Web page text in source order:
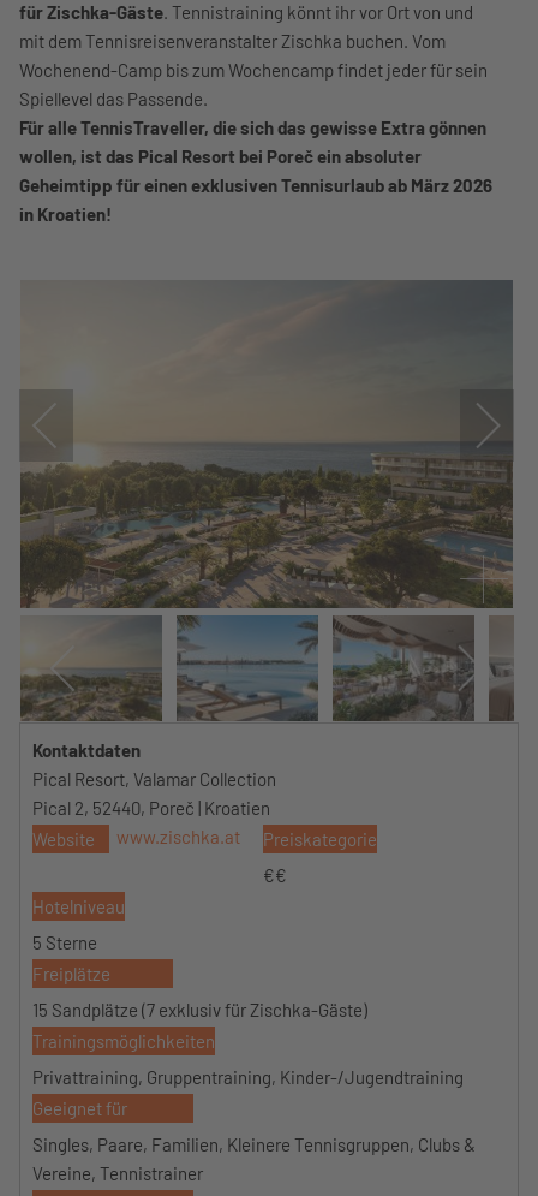
für Zischka-Gäste. Tennistraining könnt ihr vor Ort von und
mit dem Tennisreisenveranstalter Zischka buchen. Vom
Wochenend-Camp bis zum Wochencamp findet jeder für sein
Spiellevel das Passende.
Für alle TennisTraveller, die sich das gewisse Extra gönnen
wollen, ist das Pical Resort bei Poreč ein absoluter
Geheimtipp für einen exklusiven Tennisurlaub ab März 2026
in Kroatien!
Kontaktdaten
Pical Resort, Valamar Collection
Pical 2, 52440, Poreč | Kroatien
Website
www.zischka.at
Preiskategorie
€€
Hotelniveau
5 Sterne
Freiplätze
15 Sandplätze (7 exklusiv für Zischka-Gäste)
Trainingsmöglichkeiten
Privattraining, Gruppentraining, Kinder-/Jugendtraining
Geeignet für
Singles, Paare, Familien, Kleinere Tennisgruppen, Clubs &
Vereine, Tennistrainer